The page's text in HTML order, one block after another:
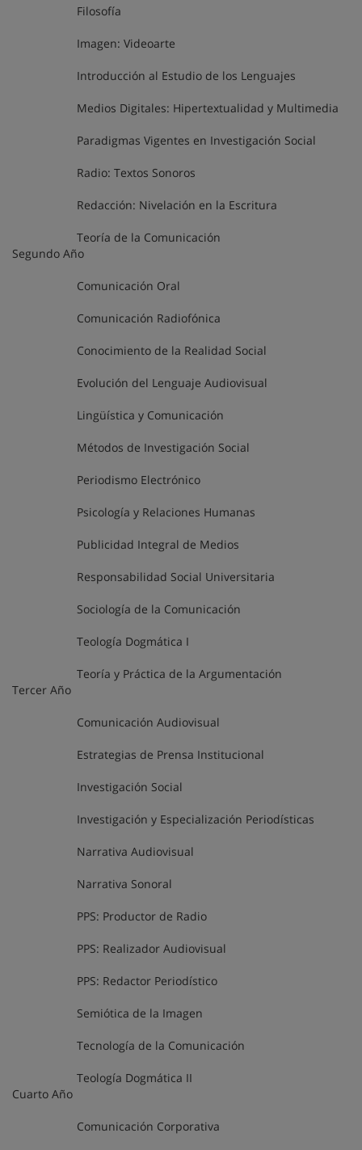
Filosofía
Imagen: Videoarte
Introducción al Estudio de los Lenguajes
Medios Digitales: Hipertextualidad y Multimedia
Paradigmas Vigentes en Investigación Social
Radio: Textos Sonoros
Redacción: Nivelación en la Escritura
Teoría de la Comunicación
Segundo Año
Comunicación Oral
Comunicación Radiofónica
Conocimiento de la Realidad Social
Evolución del Lenguaje Audiovisual
Lingüística y Comunicación
Métodos de Investigación Social
Periodismo Electrónico
Psicología y Relaciones Humanas
Publicidad Integral de Medios
Responsabilidad Social Universitaria
Sociología de la Comunicación
Teología Dogmática I
Teoría y Práctica de la Argumentación
Tercer Año
Comunicación Audiovisual
Estrategias de Prensa Institucional
Investigación Social
Investigación y Especialización Periodísticas
Narrativa Audiovisual
Narrativa Sonoral
PPS: Productor de Radio
PPS: Realizador Audiovisual
PPS: Redactor Periodístico
Semiótica de la Imagen
Tecnología de la Comunicación
Teología Dogmática II
Cuarto Año
Comunicación Corporativa